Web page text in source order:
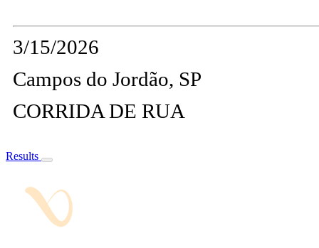
3/15/2026
Campos do Jordão, SP
CORRIDA DE RUA
Results